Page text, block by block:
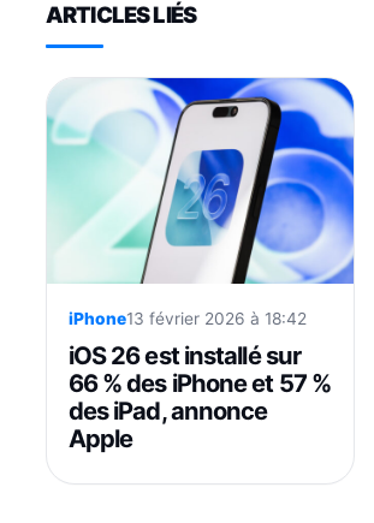
ARTICLES LIÉS
iPhone13 février 2026 à 18:42
iOS 26 est installé sur
66 % des iPhone et 57 %
des iPad, annonce
Apple